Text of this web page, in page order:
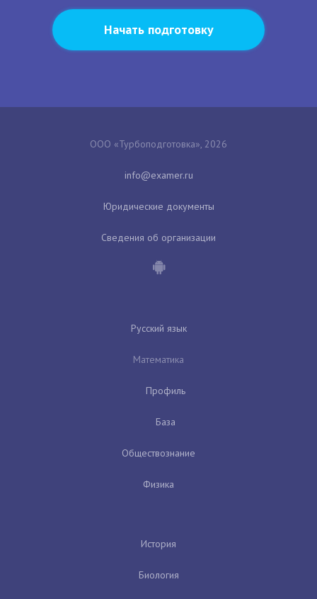
Начать подготовку
ООО «Турбоподготовка», 2026
Юридические документы
Сведения об организации
Русский язык
Математика
Профиль
База
Обществознание
Физика
История
Биология